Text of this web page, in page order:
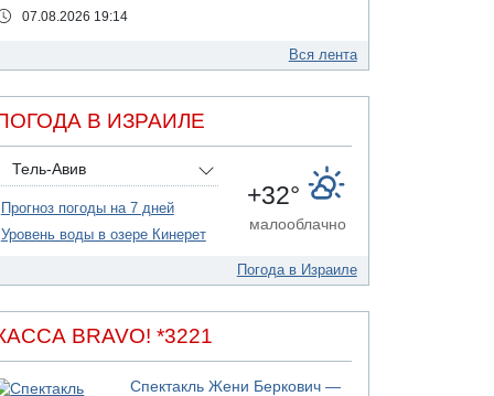
07.08.2026 19:14
- Гильбоа Дахан
Обнародовано имя полицейского,
подозреваемого в коррупционных
отношениях с Йоавом Элиаси
07.08.2026 17:51
БАГАЦ отказался заморозить лишение
налоговых льгот для уклонистов-харедим
07.08.2026 17:48
Иерусалиме водитель врезался в забор и
пострадал
Вся лента
В ИЗРАИЛЕ
Тель-Авив
Прогноз погоды на 7 дней
Уровень воды в озере Кинерет
+32°
малооблачно
Погода в Израиле
BRAVO! *3221
Спектакль Жени Беркович —